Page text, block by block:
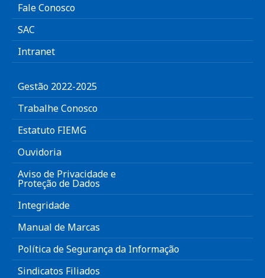
Fale Conosco
SAC
Intranet
Gestão 2022-2025
Trabalhe Conosco
Estatuto FIEMG
Ouvidoria
Aviso de Privacidade e
Proteção de Dados
Integridade
Manual de Marcas
Política de Segurança da Informação
Sindicatos Filiados